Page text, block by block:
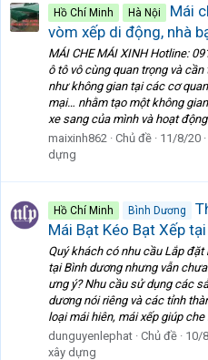
Hồ Chí Minh Hà Nội
Mái
vòm xếp di động, nhà
MÁI CHE MÁI XINH Hotline:
ô tô vô cùng quan trọng và
như không gian tại các cơ
mại… nhằm tạo một không
xe sang của mình và hoạt
maixinh862 Chủ đề 11/8/20
dựng
Hồ Chí Minh Bình Dương
Mái Bạt Kéo Bạt Xếp
Quý khách có nhu cầu Lắp
tại Bình dương nhưng vẫn
ưng ý? Nhu cầu sử dụng các
dương nói riêng và các tỉnh
loại mái hiên, mái xếp giúp che
dunguyenlephat Chủ đề 10/
xây dựng